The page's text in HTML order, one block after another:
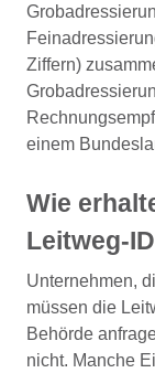
Ziffern)
einem
Wie
Leitweg-
Unternehmen,
müssen die
Behörde
nicht. Manche